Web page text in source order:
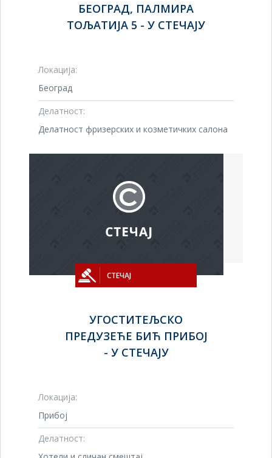
БЕОГРАД, ПАЛМИРА
ТОЉАТИЈА 5 - У СТЕЧАЈУ
Локација:
Београд
Делатност:
Делатност фризерских и козметичких салона
СТЕЧАЈ
УГОСТИТЕЉСКО
ПРЕДУЗЕЋЕ БИЋ ПРИБОЈ
- У СТЕЧАЈУ
Локација:
Прибој
Делатност: